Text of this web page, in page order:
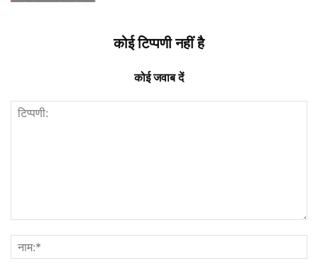
कोई टिप्पणी नहीं है
कोई जवाब दें